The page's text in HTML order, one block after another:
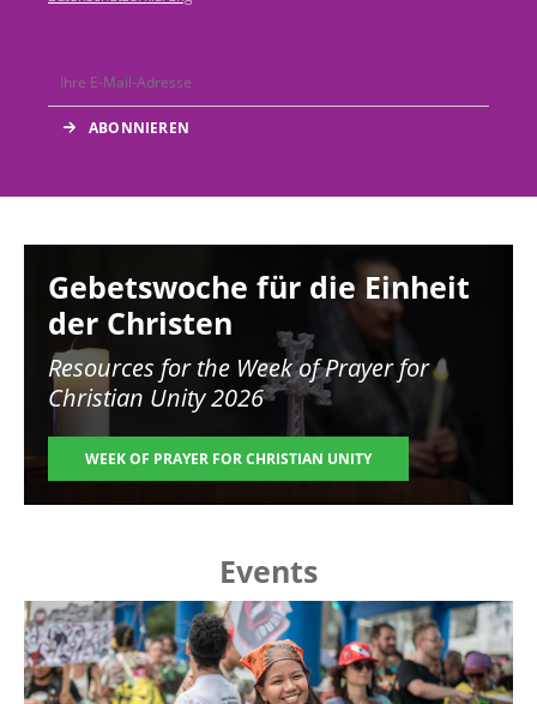
Gebetswoche für die Einheit
der Christen
Resources for the Week of Prayer for
Christian Unity 2026
WEEK OF PRAYER FOR CHRISTIAN UNITY
Events
Image